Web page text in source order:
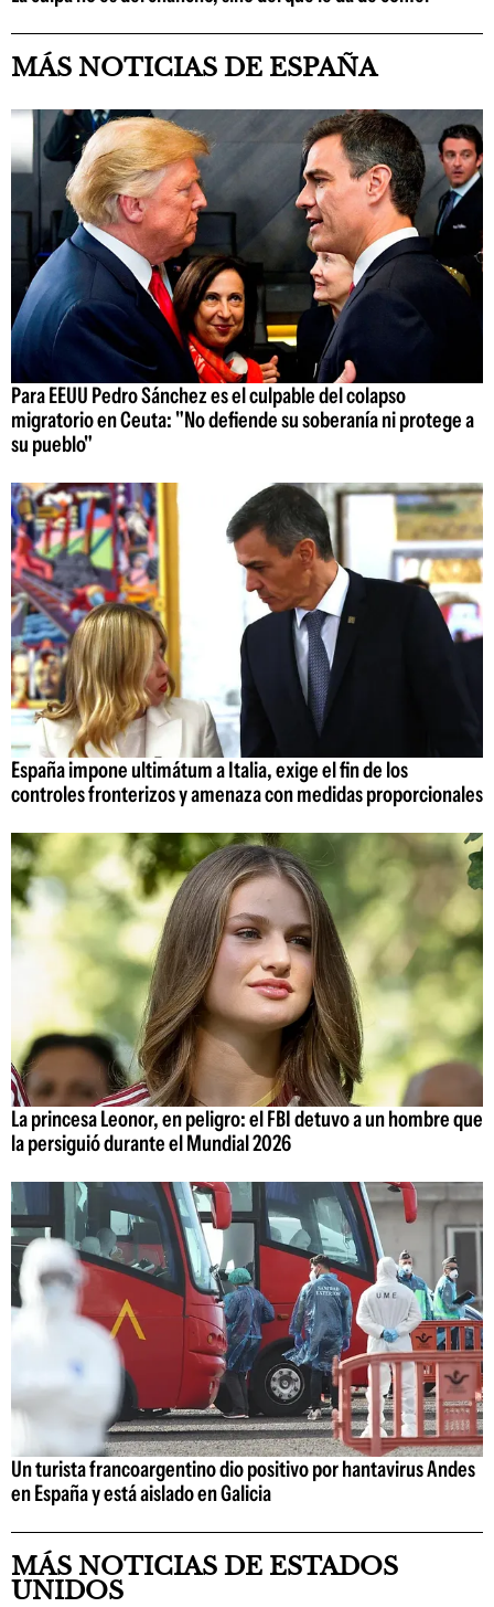
MÁS NOTICIAS DE ESPAÑA
Para EEUU Pedro Sánchez es el culpable del colapso
migratorio en Ceuta: "No defiende su soberanía ni protege a
su pueblo"
España impone ultimátum a Italia, exige el fin de los
controles fronterizos y amenaza con medidas proporcionales
La princesa Leonor, en peligro: el FBI detuvo a un hombre que
la persiguió durante el Mundial 2026
Un turista francoargentino dio positivo por hantavirus Andes
en España y está aislado en Galicia
MÁS NOTICIAS DE ESTADOS
UNIDOS